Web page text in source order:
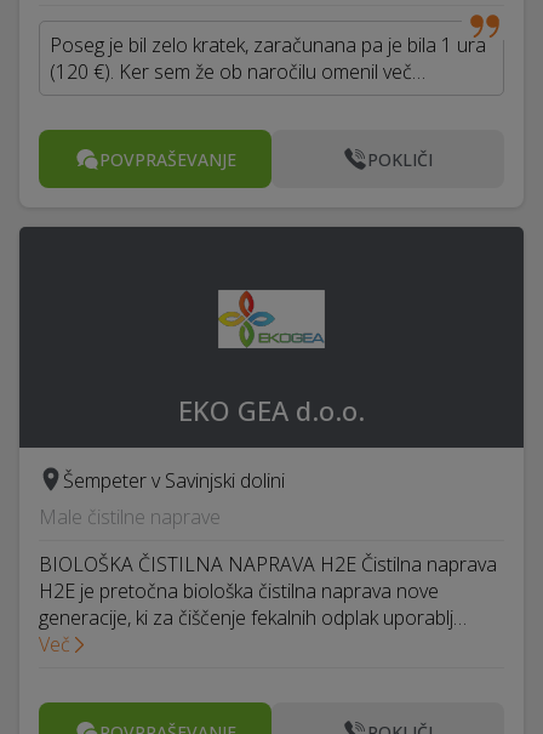
Poseg je bil zelo kratek, zaračunana pa je bila 1 ura
(120 €). Ker sem že ob naročilu omenil več…
POVPRAŠEVANJE POKLIČI
EKO GEA d.o.o.
Šempeter v Savinjski dolini
Male čistilne naprave
BIOLOŠKA ČISTILNA NAPRAVA H2E Čistilna naprava
H2E je pretočna biološka čistilna naprava nove
generacije, ki za čiščenje fekalnih odplak uporablj…
Več